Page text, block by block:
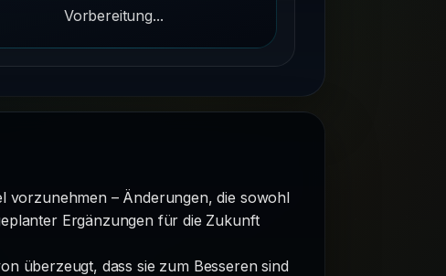
Vorbereitung...
vorzunehmen – Änderungen, die sowohl
Ergänzungen für die Zukunft
überzeugt, dass sie zum Besseren sind